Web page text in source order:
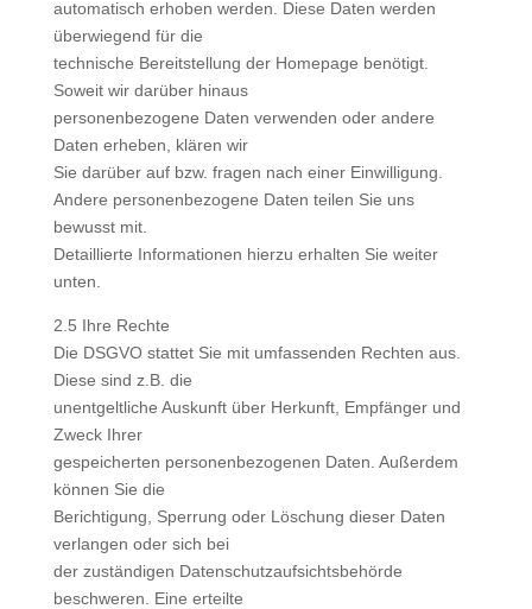
automatisch erhoben werden. Diese Daten werden
überwiegend für die
technische Bereitstellung der Homepage benötigt.
Soweit wir darüber hinaus
personenbezogene Daten verwenden oder andere
Daten erheben, klären wir
Sie darüber auf bzw. fragen nach einer Einwilligung.
Andere personenbezogene Daten teilen Sie uns
bewusst mit.
Detaillierte Informationen hierzu erhalten Sie weiter
unten.
2.5 Ihre Rechte
Die DSGVO stattet Sie mit umfassenden Rechten aus.
Diese sind z.B. die
unentgeltliche Auskunft über Herkunft, Empfänger und
Zweck Ihrer
gespeicherten personenbezogenen Daten. Außerdem
können Sie die
Berichtigung, Sperrung oder Löschung dieser Daten
verlangen oder sich bei
der zuständigen Datenschutzaufsichtsbehörde
beschweren. Eine erteilte